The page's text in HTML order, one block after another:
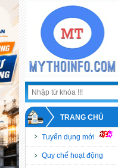
TRANG CHỦ
Tuyển dụng mới
Quy chế hoạt động